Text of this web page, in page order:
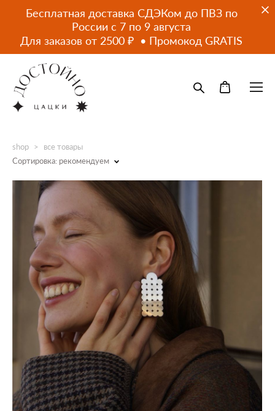
Бесплатная доставка СДЭКом до ПВЗ по
России с 7 по 9 августа
Для заказов от 2500 ₽ • Промокод GRATIS
shop >
все товары
Сортировка: рекомендуем